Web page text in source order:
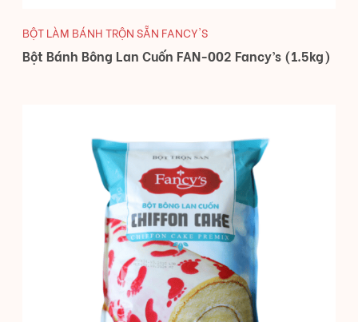
BỘT LÀM BÁNH TRỘN SẴN FANCY'S
Bột Bánh Bông Lan Cuốn FAN-002 Fancy’s (1.5kg)